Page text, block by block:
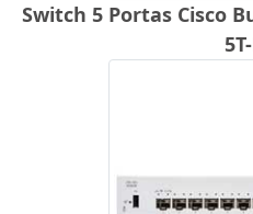
Switch 5 Portas Cisco